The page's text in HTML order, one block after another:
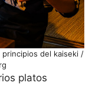
del kaiseki /
platos